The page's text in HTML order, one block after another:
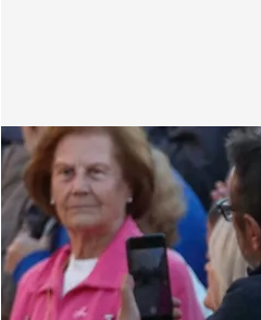
Los reyes escuchan las historias de
Redacción digital Noticias
19 NOV 2024 - 21:11h.
El rey Felipe VI y
para hablar con